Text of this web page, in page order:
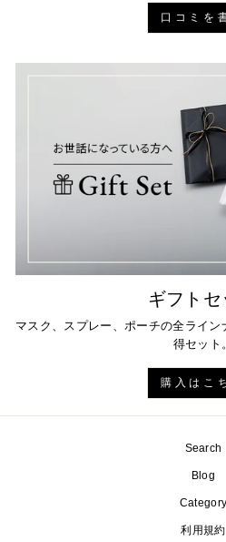
口コミを
ギフトセ
マスク、スプレー、ポーチの全ライ
得セット。
購入はこ
Search
Blog
Category
利用規約